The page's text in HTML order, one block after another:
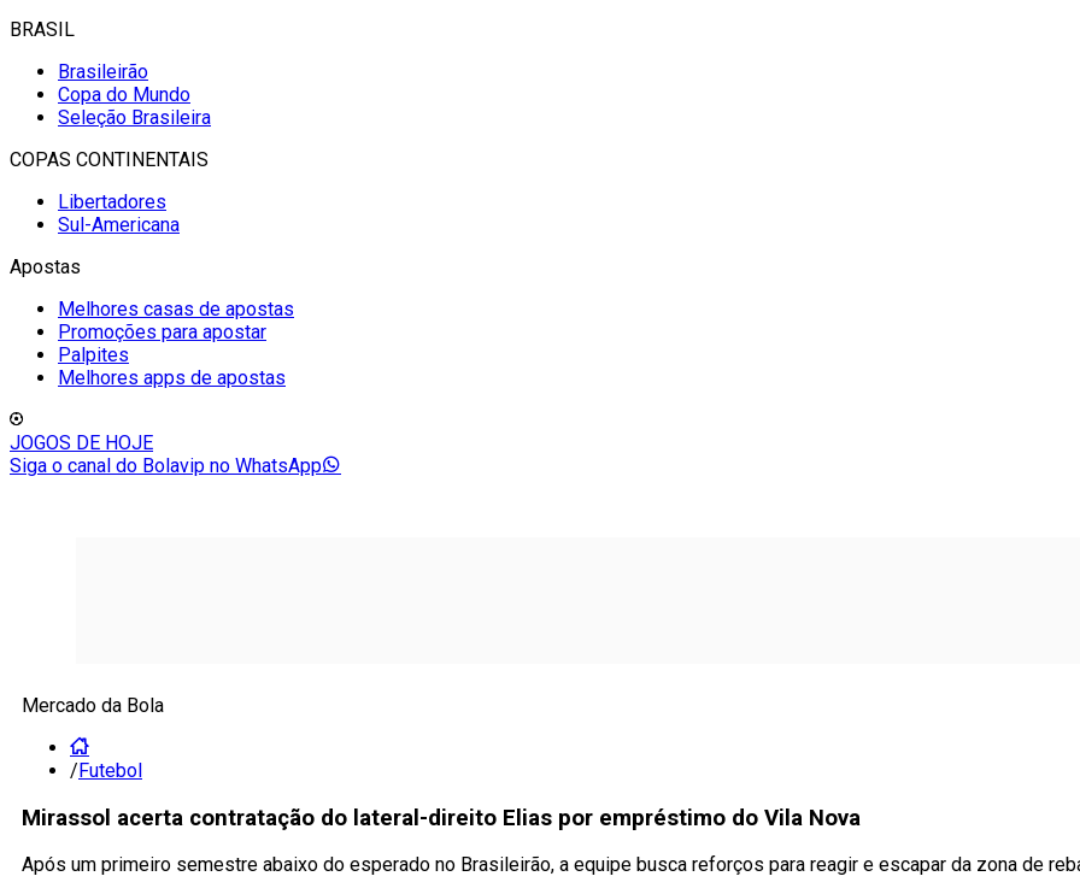
BRASIL
Brasileirão
Copa do Mundo
Seleção Brasileira
COPAS CONTINENTAIS
Libertadores
Sul-Americana
Apostas
Melhores casas de apostas
Promoções para apostar
Palpites
Melhores apps de apostas
JOGOS DE HOJE
Siga o canal do Bolavip no WhatsApp
Mercado da Bola
/Futebol
Mirassol acerta contratação do lateral-direito Elias por empréstimo do Vila Nova
Após um primeiro semestre abaixo do esperado no Brasileirão, a equipe busca reforços para reagir e escapar da zona de